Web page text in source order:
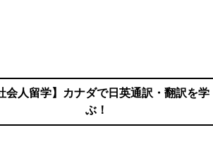
会人留学】カナダで日英通訳・翻訳を学
ぶ！